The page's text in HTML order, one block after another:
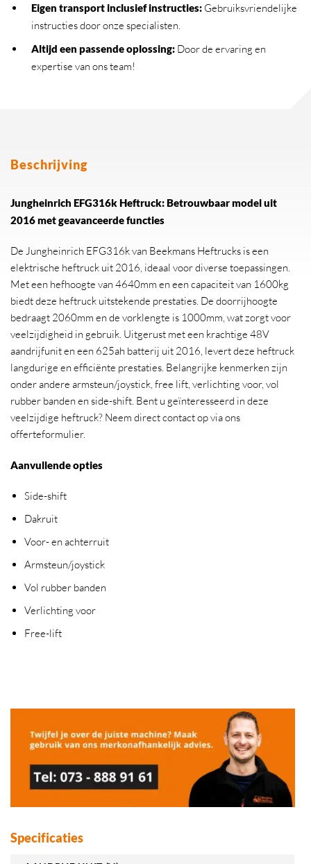
Eigen transport inclusief instructies:Gebruiksvriendelijke
instructies door onze specialisten.
Altijd een passende oplossing:Door de ervaring en
expertise van ons team!
Beschrijving
Jungheinrich EFG316k Heftruck: Betrouwbaar model uit
2016 met geavanceerde functies
De Jungheinrich EFG316k van Beekmans Heftrucks is een
elektrische heftruck uit 2016, ideaal voor diverse toepassingen.
Met een hefhoogte van 4640mm en een capaciteit van 1600kg
biedt deze heftruck uitstekende prestaties. De doorrijhoogte
bedraagt 2060mm en de vorklengte is 1000mm, wat zorgt voor
veelzijdigheid in gebruik. Uitgerust met een krachtige 48V
aandrijfunit en een 625ah batterij uit 2016, levert deze heftruck
langdurige en efficiënte prestaties. Belangrijke kenmerken zijn
onder andere armsteun/joystick, free lift, verlichting voor, vol
rubber banden en side-shift. Bent u geïnteresseerd in deze
veelzijdige heftruck? Neem direct contact op via ons
offerteformulier.
Aanvullende opties
Side-shift
Dakruit
Voor- en achterruit
Armsteun/joystick
Vol rubber banden
Verlichting voor
Free-lift
Specificaties